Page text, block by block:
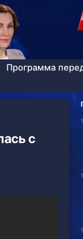
Программа
с